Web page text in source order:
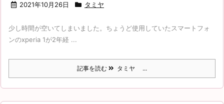
2021年10月26日 タミヤ
少し時間が空いてしまいました。ちょうど使用していたスマートフォ
ンのxperia 1が2年経 ...
記事を読む タミヤ ...